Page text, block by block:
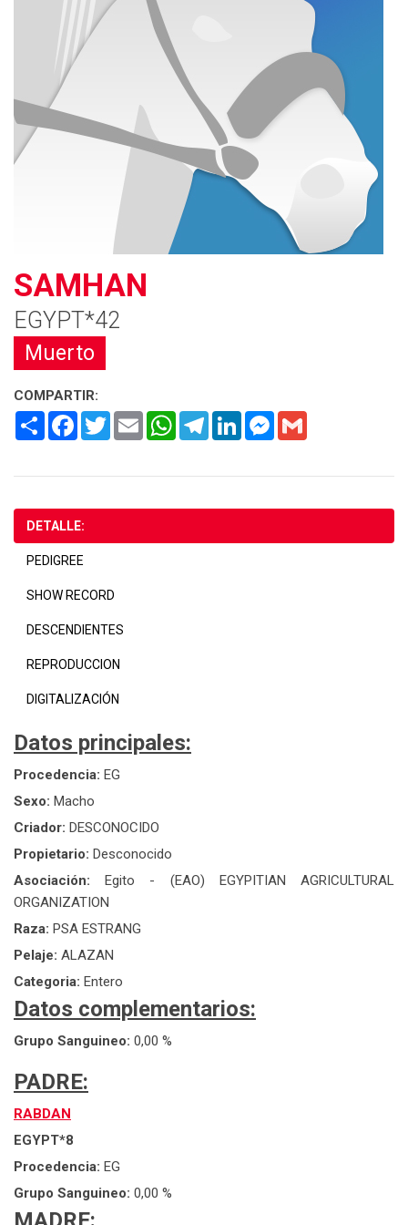
SAMHAN
EGYPT*42
Muerto
COMPARTIR:
Share FacebookTwitterEmail WhatsAppTelegramLinkedInMessenger
DETALLE:
PEDIGREE
SHOW RECORD
DESCENDIENTES
REPRODUCCION
DIGITALIZACIÓN
Datos principales:
Procedencia: EG
Sexo: Macho
Criador: DESCONOCIDO
Propietario: Desconocido
Asociación:Egito - (EAO) EGYPITIAN AGRICULTURAL
ORGANIZATION
Raza: PSA ESTRANG
Pelaje: ALAZAN
Categoria: Entero
Datos complementarios:
Grupo Sanguineo: 0,00 %
PADRE:
RABDAN
EGYPT*8
Procedencia: EG
Grupo Sanguineo: 0,00 %